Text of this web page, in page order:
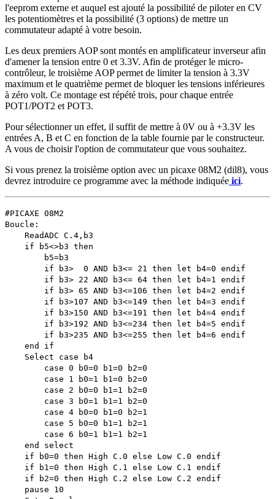
l'eeprom externe et auquel est ajouté la possibilité de piloter en CV
les potentiomètres et la possibilité (3 options) de mettre un
commutateur adapté à votre besoin.
Les deux premiers AOP sont montés en amplificateur inverseur afin
d'amener la tension entre 0 et 3.3V. Afin de protéger le micro-
contrôleur, le troisième AOP permet de limiter la tension à 3.3V
maximum et le quatrième permet de bloquer les tensions inférieures
à zéro volt. Ce montage est répété trois, pour chaque entrée
POT1/POT2 et POT3.
Pour sélectionner un effet, il suffit de mettre à 0V ou à +3.3V les
entrées A, B et C en fonction de la table fournie par le constructeur.
A vous de choisir l'option de commutateur que vous souhaitez.
Si vous prenez la troisième option avec un picaxe 08M2 (dil8), vous
devrez introduire ce programme avec la méthode indiquée ici.
#PICAXE 08M2
Boucle:
ReadADC C.4,b3
if b5<>b3 then
b5=b3
if b3> 0 AND b3<= 21 then let b4=0 endif
if b3> 22 AND b3<= 64 then let b4=1 endif
if b3> 65 AND b3<=106 then let b4=2 endif
if b3>107 AND b3<=149 then let b4=3 endif
if b3>150 AND b3<=191 then let b4=4 endif
if b3>192 AND b3<=234 then let b4=5 endif
if b3>235 AND b3<=255 then let b4=6 endif
end if
Select case b4
case 0 b0=0 b1=0 b2=0
case 1 b0=1 b1=0 b2=0
case 2 b0=0 b1=1 b2=0
case 3 b0=1 b1=1 b2=0
case 4 b0=0 b1=0 b2=1
case 5 b0=0 b1=1 b2=1
case 6 b0=1 b1=1 b2=1
end select
if b0=0 then High C.0 else Low C.0 endif
if b1=0 then High C.1 else Low C.1 endif
if b2=0 then High C.2 else Low C.2 endif
pause 10